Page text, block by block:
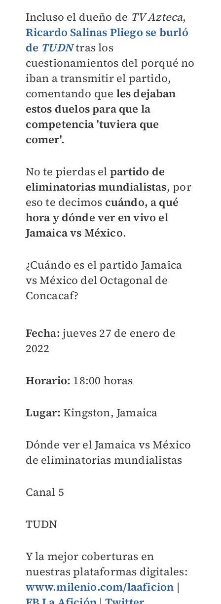
Incluso el dueño de TV Azteca,
Ricardo Salinas Pliego se burló
de TUDNtras los
cuestionamientos del porqué no
iban a transmitir el partido,
comentando que les dejaban
estos duelos para que la
competencia 'tuviera que
comer'.
No te pierdas el partido de
eliminatorias mundialistas, por
eso te decimos cuándo, a qué
hora y dónde ver en vivo el
Jamaica vs México.
¿Cuándo es el partido Jamaica
vs México del Octagonal de
Concacaf?
Fecha: jueves 27 de enero de
2022
Horario: 18:00 horas
Lugar: Kingston, Jamaica
Dónde ver el Jamaica vs México
de eliminatorias mundialistas
Canal 5
TUDN
Y la mejor coberturas en
nuestras plataformas digitales:
www.milenio.com/laaficion |